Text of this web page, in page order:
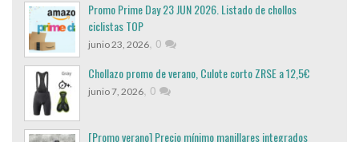
Promo Prime Day 23 JUN 2026. Listado de chollos
ciclistas TOP
junio 23, 2026, 0
Chollazo promo de verano, Culote corto ZRSE a 12,5€
junio 7, 2026, 0
[Promo verano] Precio mínimo manillares integrados